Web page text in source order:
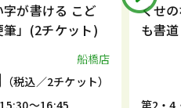
が書ける こど
」(2チケット)
船橋店
（税込／2チケット）
～16:45
くせ
も書
第2・4